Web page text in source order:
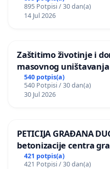
895 Potpisi / 30 dan(a)
14 Jul 2026
Zaštitimo životinje i
masovnog
kuge
540 potpis(a)
540 Potpisi / 30 dan(a)
30 Jul 2026
PETICIJA GRAĐANA
betonizacije centra
postojećih zelenih
421 potpis(a)
421 Potpisi / 30 dan(a)